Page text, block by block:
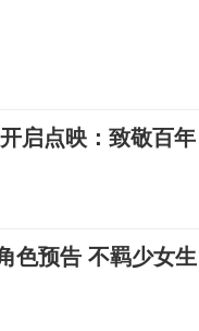
启点映：致敬百年
色预告 不羁少女生